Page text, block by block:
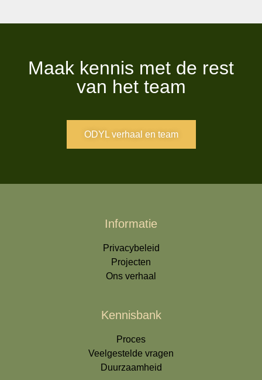
Maak kennis met de rest
van het team
ODYL verhaal en team
Informatie
Privacybeleid
Projecten
Ons verhaal
Kennisbank
Proces
Veelgestelde vragen
Duurzaamheid